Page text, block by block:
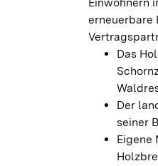
erneuerbare
Das
Der
seiner
Eigene